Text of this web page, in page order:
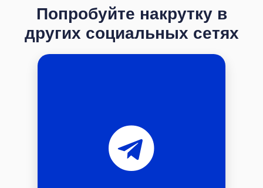
Попробуйте накрутку в
других социальных сетях